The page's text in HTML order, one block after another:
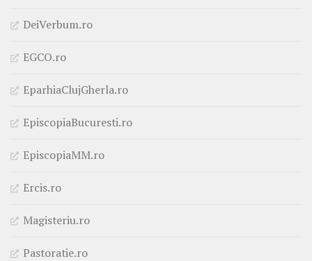
DeiVerbum.ro
EGCO.ro
EparhiaClujGherla.ro
EpiscopiaBucuresti.ro
EpiscopiaMM.ro
Ercis.ro
Magisteriu.ro
Pastoratie.ro